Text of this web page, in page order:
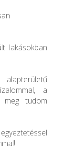
lakásokban
a
meg tudom